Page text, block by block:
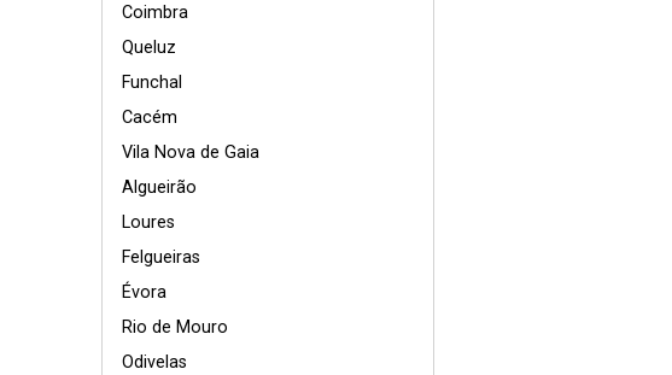
Coimbra
Queluz
Funchal
Cacém
Vila Nova de Gaia
Algueirão
Loures
Felgueiras
Évora
Rio de Mouro
Odivelas